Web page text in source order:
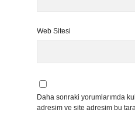
Web Sitesi
Daha sonraki yorumlarımda
adresim ve site adresim bu